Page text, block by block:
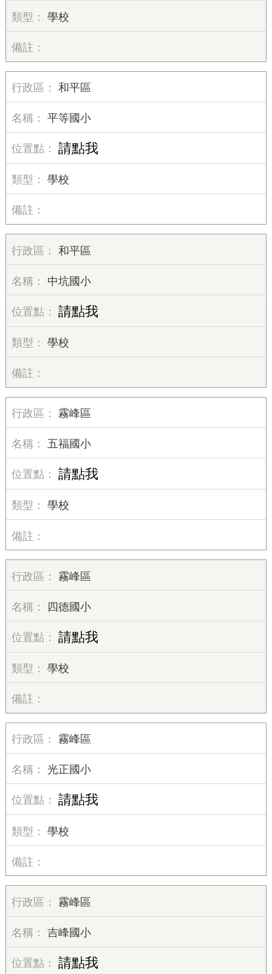
學校
和平區
平等國小
請點我
學校
和平區
中坑國小
請點我
學校
霧峰區
五福國小
請點我
學校
霧峰區
四德國小
請點我
學校
霧峰區
光正國小
請點我
學校
霧峰區
吉峰國小
請點我